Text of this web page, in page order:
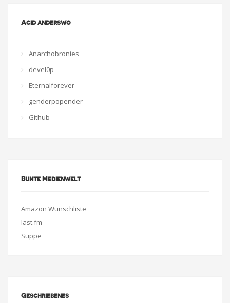
Acid anderswo
Anarchobronies
devel0p
Eternalforever
genderpopender
Github
Bunte Medienwelt
Amazon Wunschliste
last.fm
Suppe
Geschriebenes